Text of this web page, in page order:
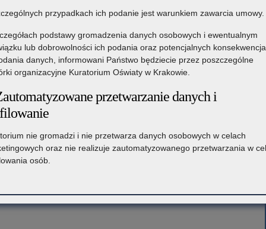
przypadkach ich podanie jest warunkiem zawarcia umowy.
podstawy gromadzenia danych osobowych i ewentualnym
lub dobrowolności ich podania oraz potencjalnych
danych, informowani Państwo będziecie przez poszczególne
organizacyjne Kuratorium Oświaty w Krakowie.
przetwarzanie danych i
nie gromadzi i nie przetwarza danych osobowych w celach
oraz nie realizuje zautomatyzowanego przetwarzania w
osób.